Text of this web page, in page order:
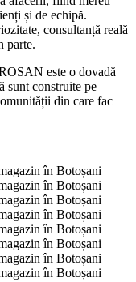
și de echipă.
consultanță reală
parte.
este o dovadă
sunt construite pe
din care fac